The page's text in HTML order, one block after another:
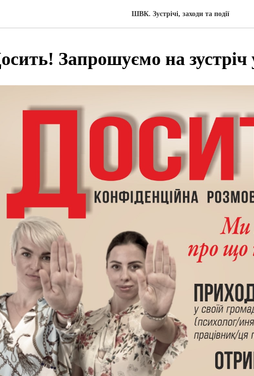
ШВК. Зустрічі, заходи та події
Запрошуємо на зустріч